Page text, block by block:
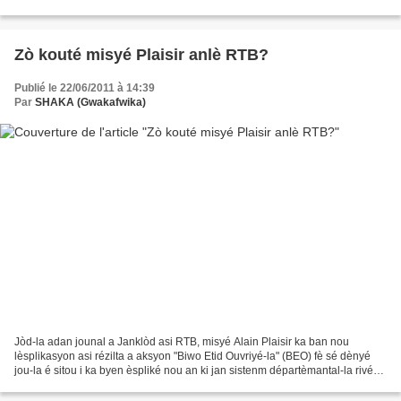
Zò kouté misyé Plaisir anlè RTB?
Publié le 22/06/2011 à 14:39
Par SHAKA (Gwakafwika)
Jòd-la adan jounal a Janklòd asi RTB, misyé Alain Plaisir ka ban nou
lèsplikasyon asi rézilta a aksyon "Biwo Etid Ouvriyé-la" (BEO) fè sé dènyé
jou-la é sitou i ka byen èspliké nou an ki jan sistenm départèmantal-la rivé